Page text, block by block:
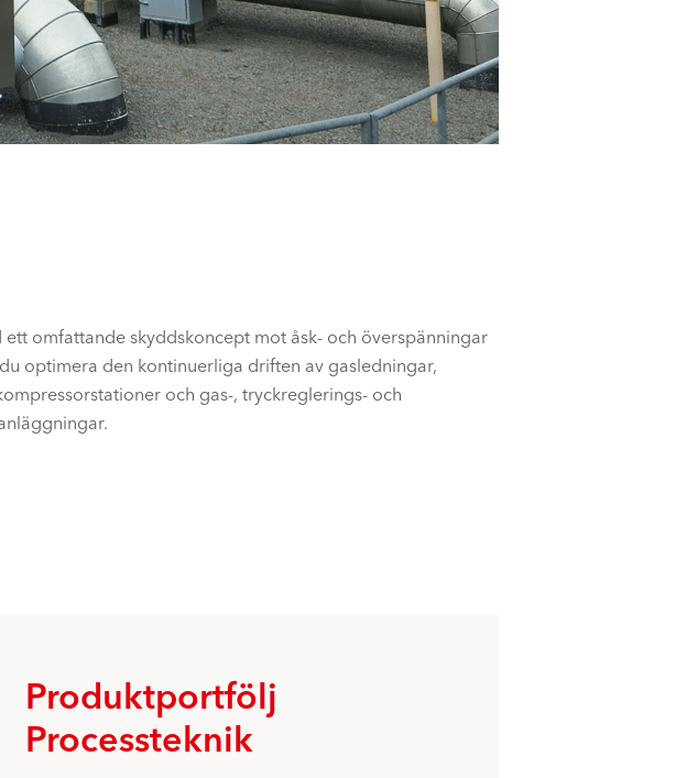
ett omfattande skyddskoncept mot åsk- och överspänningar
optimera den kontinuerliga driften av gasledningar,
och gas-, tryckreglerings- och
Produktportfölj
Processteknik